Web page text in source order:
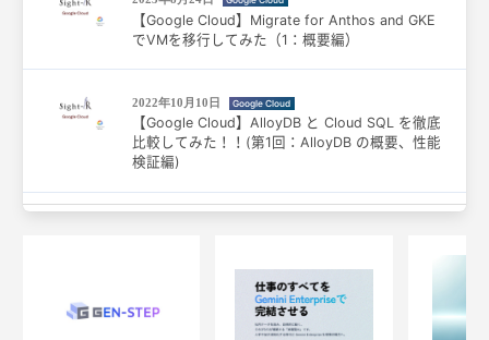
【Google Cloud】Migrate for Anthos and GKE
でVMを移行してみた（1：概要編）
2022年10月10日 Google Cloud
【Google Cloud】AlloyDB と Cloud SQL を徹底
比較してみた！！(第1回：AlloyDB の概要、性能
検証編)